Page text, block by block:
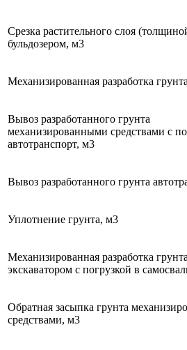
Срезка растительного слоя
бульдозером, м3
Механизированная разработка
Вывоз разработанного грунта
механизированными средствами с
автотранспорт, м3
Вывоз разработанного грунта
Уплотнение грунта, м3
Механизированная разработка грунта
экскаватором с погрузкой в
Обратная засыпка грунта
средствами, м3